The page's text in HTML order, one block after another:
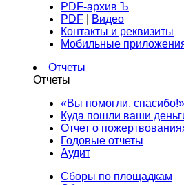
PDF-архив Ъ
PDF
Видео
Контакты и реквизиты
Мобильные
Отчеты
Отчеты
«Вы помогли, спасибо!»
Куда пошли ваши
Отчет о
Годовые отчеты
Аудит
Сборы по площадкам